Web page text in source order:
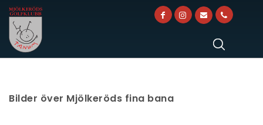
Bilder över Mjölkeröds fina bana